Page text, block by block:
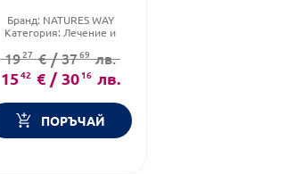
Бранд: NATURES WAY
Категория: Лечение и
на продукта:разтвор
1927 € / 3769 лв.
1542 € / 3016 лв.
ПОРЪЧАЙ